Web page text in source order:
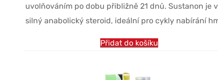
uvolňováním po dobu přibližně 21 dnů. Sustanon je
silný anabolický steroid, ideální pro cykly nabírání
Přidat do košíku